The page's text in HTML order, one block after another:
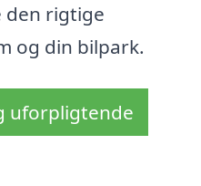
rigtige
og din bilpark.
uforpligtende